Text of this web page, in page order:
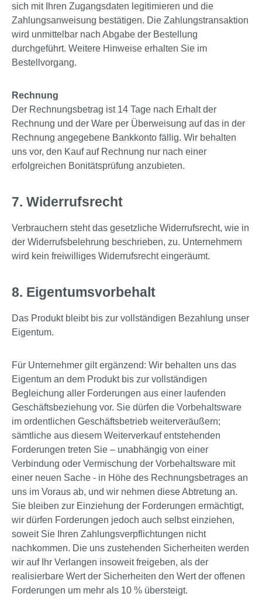
sich mit Ihren Zugangsdaten legitimieren und die
Zahlungsanweisung bestätigen. Die Zahlungstransaktion
wird unmittelbar nach Abgabe der Bestellung
durchgeführt. Weitere Hinweise erhalten Sie im
Bestellvorgang.
Rechnung
Der Rechnungsbetrag ist 14 Tage nach Erhalt der
Rechnung und der Ware per Überweisung auf das in der
Rechnung angegebene Bankkonto fällig. Wir behalten
uns vor, den Kauf auf Rechnung nur nach einer
erfolgreichen Bonitätsprüfung anzubieten.
7. Widerrufsrecht
Verbrauchern steht das gesetzliche Widerrufsrecht, wie in
der Widerrufsbelehrung beschrieben, zu. Unternehmern
wird kein freiwilliges Widerrufsrecht eingeräumt.
8. Eigentumsvorbehalt
Das Produkt bleibt bis zur vollständigen Bezahlung unser
Eigentum.
Für Unternehmer gilt ergänzend: Wir behalten uns das
Eigentum an dem Produkt bis zur vollständigen
Begleichung aller Forderungen aus einer laufenden
Geschäftsbeziehung vor. Sie dürfen die Vorbehaltsware
im ordentlichen Geschäftsbetrieb weiterveräußern;
sämtliche aus diesem Weiterverkauf entstehenden
Forderungen treten Sie – unabhängig von einer
Verbindung oder Vermischung der Vorbehaltsware mit
einer neuen Sache - in Höhe des Rechnungsbetrages an
uns im Voraus ab, und wir nehmen diese Abtretung an.
Sie bleiben zur Einziehung der Forderungen ermächtigt,
wir dürfen Forderungen jedoch auch selbst einziehen,
soweit Sie Ihren Zahlungsverpflichtungen nicht
nachkommen. Die uns zustehenden Sicherheiten werden
wir auf Ihr Verlangen insoweit freigeben, als der
realisierbare Wert der Sicherheiten den Wert der offenen
Forderungen um mehr als 10 % übersteigt.